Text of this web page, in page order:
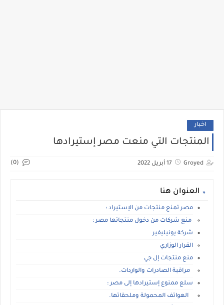
اخبار
المنتجات التي منعت مصر إستيرادها
Groyed 17 أبريل 2022 (0)
العنوان هنا
مصر تمنع منتجات من الإستيراد :
منع شركات من دخول منتجاتها مصر :
شركة يونيليفير
القرار الوزاري
منع منتجات إل جي
مراقبة الصادرات والواردات.
سلع ممنوع إستيرادها إلى مصر :
الهواتف المحمولة وملحقاتها.